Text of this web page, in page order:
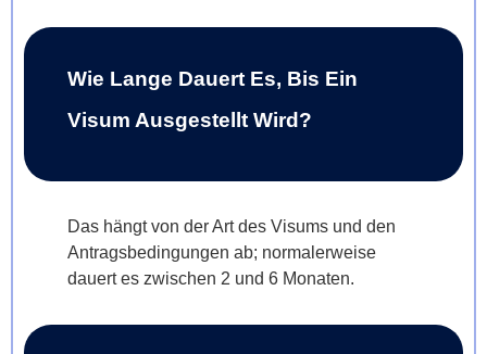
Wie Lange Dauert Es, Bis Ein
Visum Ausgestellt Wird?
Das hängt von der Art des Visums und den
Antragsbedingungen ab; normalerweise
dauert es zwischen 2 und 6 Monaten.